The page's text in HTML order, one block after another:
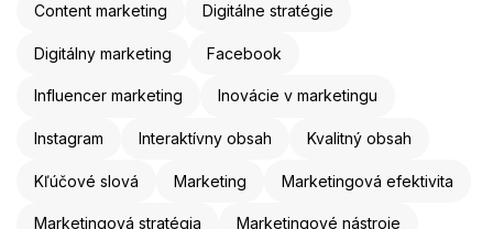
Content marketing Digitálne stratégie
Digitálny marketing Facebook
Influencer marketing Inovácie v marketingu
Instagram Interaktívny obsah Kvalitný obsah
Kľúčové slová Marketing Marketingová efektivita
Marketingová stratégia Marketingové nástroje